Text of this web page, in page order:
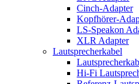
Cinch-Adapter
Kopfhörer-
LS-Speakon
XLR Adapter
Lautsprecherkabel
Hi-Fi